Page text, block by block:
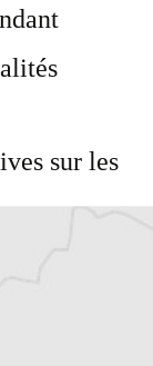
sur les